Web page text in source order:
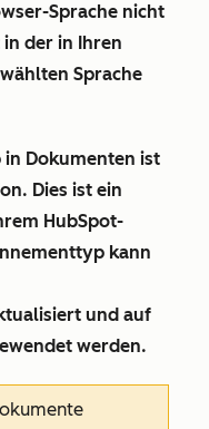
Sprache nicht
der in Ihren
Sprache
in Dokumenten ist
Dies ist ein
HubSpot-
kann
und auf
werden.